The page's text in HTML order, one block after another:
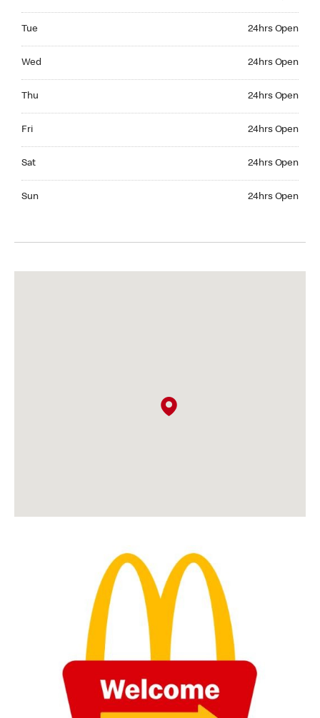
Tue 24hrs Open
Wed 24hrs Open
Thu 24hrs Open
Fri 24hrs Open
Sat 24hrs Open
Sun 24hrs Open